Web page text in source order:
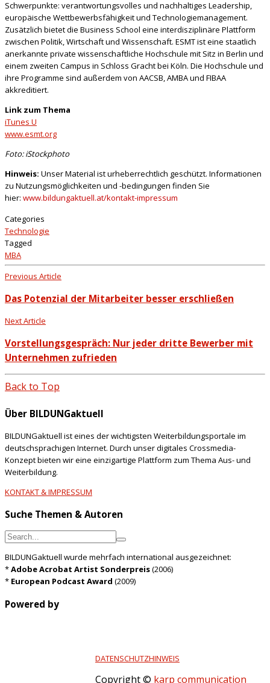
Schwerpunkte: verantwortungsvolles und nachhaltiges Leadership,
europäische Wettbewerbsfähigkeit und Technologiemanagement.
Zusätzlich bietet die Business School eine interdisziplinäre Plattform
zwischen Politik, Wirtschaft und Wissenschaft. ESMT ist eine staatlich
anerkannte private wissenschaftliche Hochschule mit Sitz in Berlin und
einem zweiten Campus in Schloss Gracht bei Köln. Die Hochschule und
ihre Programme sind außerdem von AACSB, AMBA und FIBAA
akkreditiert.
Link zum Thema
iTunes U
www.esmt.org
Foto: iStockphoto
Hinweis: Unser Material ist urheberrechtlich geschützt. Informationen
zu Nutzungsmöglichkeiten und -bedingungen finden Sie
hier: www.bildungaktuell.at/kontakt-impressum
Categories
Technologie
Tagged
MBA
Previous Article
Das Potenzial der Mitarbeiter besser erschließen
Next Article
Vorstellungsgespräch: Nur jeder dritte Bewerber mit
Unternehmen zufrieden
Back to Top
Über BILDUNGaktuell
BILDUNGaktuell ist eines der wichtigsten Weiterbildungsportale im
deutschsprachigen Internet. Durch unser digitales Crossmedia-
Konzept bieten wir eine einzigartige Plattform zum Thema Aus- und
Weiterbildung.
KONTAKT & IMPRESSUM
Suche Themen & Autoren
BILDUNGaktuell wurde mehrfach international ausgezeichnet:
*Adobe Acrobat Artist Sonderpreis(2006)
* European Podcast Award (2009)
Powered by
DATENSCHUTZHINWEIS
Copyright © karp communication